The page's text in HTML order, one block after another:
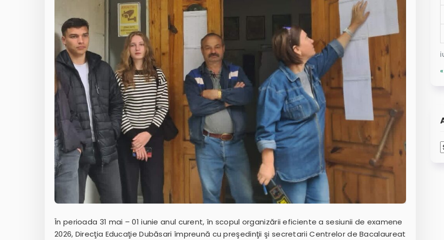
În perioada 31 mai – 01 iunie anul curent, în scopul organizării eficiente a sesiunii de examene
2026, Direcţia Educaţie Dubăsari împreună cu preşedinţii şi secretarii Centrelor de Bacalaureat